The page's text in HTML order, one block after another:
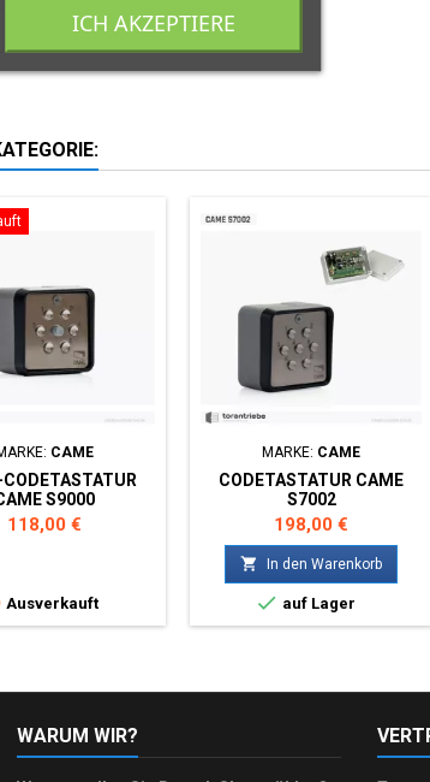
CAME
CODETASTATUR
S9000
Preis
118,00 €
Ausverkauft
MARKE: CAME
CODETASTATUR CAME
S7002
Preis
198,00 €
 In den Warenkorb
 auf Lager
WARUM WIR?
ICH AKZEPTIERE